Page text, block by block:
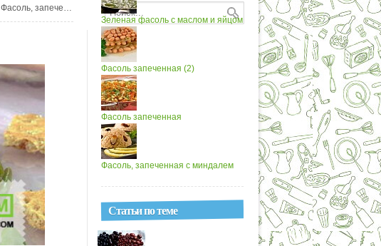
Фасоль, запеченная с&nbsp;яйцом
Зеленая фасоль с маслом и яйцом
Фасоль запеченная (2)
Фасоль запеченная
Фасоль, запеченная с миндалем
Статьи по теме